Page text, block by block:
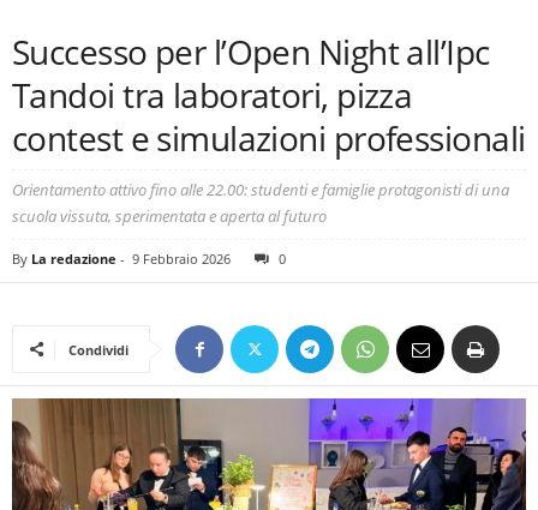
Successo per l’Open Night all’Ipc
Tandoi tra laboratori, pizza
contest e simulazioni professionali
Orientamento attivo fino alle 22.00: studenti e famiglie protagonisti di una
scuola vissuta, sperimentata e aperta al futuro
By La redazione - 9 Febbraio 2026 0
Condividi